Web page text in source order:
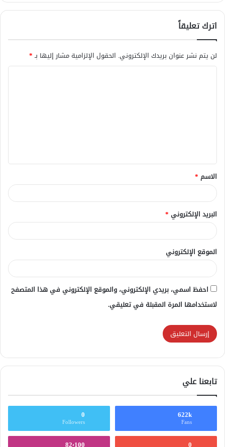
اترك تعليقاً
لن يتم نشر عنوان بريدك الإلكتروني. الحقول الإلزامية مشار إليها بـ*
ق
*
الاسم *
البريد الإلكتروني *
الموقع الإلكتروني
احفظ اسمي، بريدي الإلكتروني، والموقع الإلكتروني في هذا المتصفح
لاستخدامها المرة المقبلة في تعليقي.
تابعنا علي
622k
Fans
0
Followers